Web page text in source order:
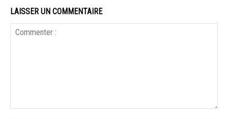
LAISSER UN COMMENTAIRE